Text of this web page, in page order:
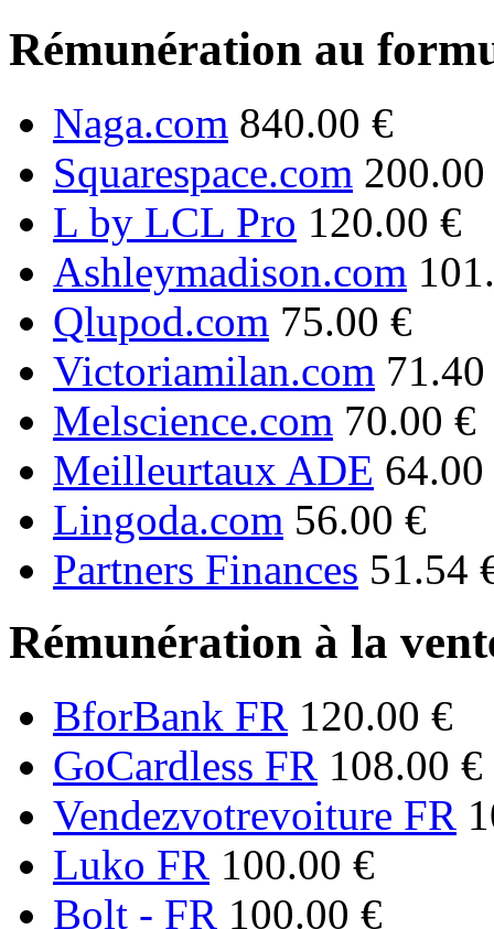
Rémunération au
Naga.com 840.00 €
Squarespace.com
L by LCL Pro 120.00 €
Ashleymadison.com
Qlupod.com 75.00 €
Victoriamilan.com
Melscience.com 70.00 €
Meilleurtaux ADE 64.00
Lingoda.com 56.00 €
Partners Finances 51.54
Rémunération à la
BforBank FR 120.00 €
GoCardless FR 108.00 €
Vendezvotrevoiture FR
Luko FR 100.00 €
Bolt - FR 100.00 €